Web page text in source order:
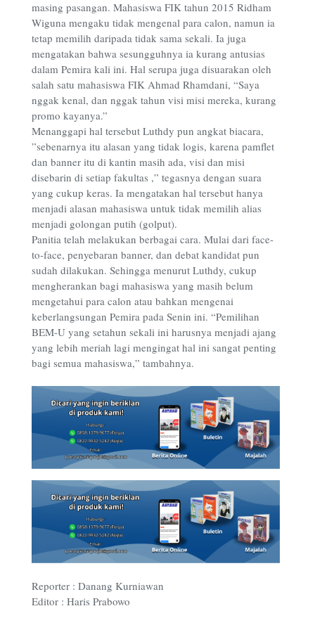
masing pasangan. Mahasiswa FIK tahun 2015 Ridham
Wiguna mengaku tidak mengenal para calon, namun ia
tetap memilih daripada tidak sama sekali. Ia juga
mengatakan bahwa sesungguhnya ia kurang antusias
dalam Pemira kali ini. Hal serupa juga disuarakan oleh
salah satu mahasiswa FIK Ahmad Rhamdani, “Saya
nggak kenal, dan nggak tahun visi misi mereka, kurang
promo kayanya.”
Menanggapi hal tersebut Luthdy pun angkat biacara,
”sebenarnya itu alasan yang tidak logis, karena pamflet
dan banner itu di kantin masih ada, visi dan misi
disebarin di setiap fakultas ,” tegasnya dengan suara
yang cukup keras. Ia mengatakan hal tersebut hanya
menjadi alasan mahasiswa untuk tidak memilih alias
menjadi golongan putih (golput).
Panitia telah melakukan berbagai cara. Mulai dari face-
to-face, penyebaran banner, dan debat kandidat pun
sudah dilakukan. Sehingga menurut Luthdy, cukup
mengherankan bagi mahasiswa yang masih belum
mengetahui para calon atau bahkan mengenai
keberlangsungan Pemira pada Senin ini. “Pemilihan
BEM-U yang setahun sekali ini harusnya menjadi ajang
yang lebih meriah lagi mengingat hal ini sangat penting
bagi semua mahasiswa,” tambahnya.
Reporter : Danang Kurniawan
Editor : Haris Prabowo